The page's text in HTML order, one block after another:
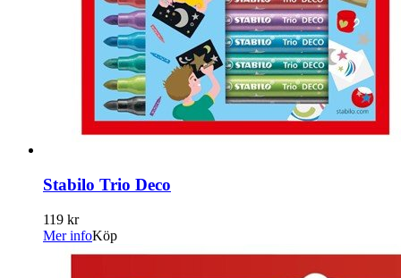
Stabilo Trio Deco
119 kr
Mer infoKöp